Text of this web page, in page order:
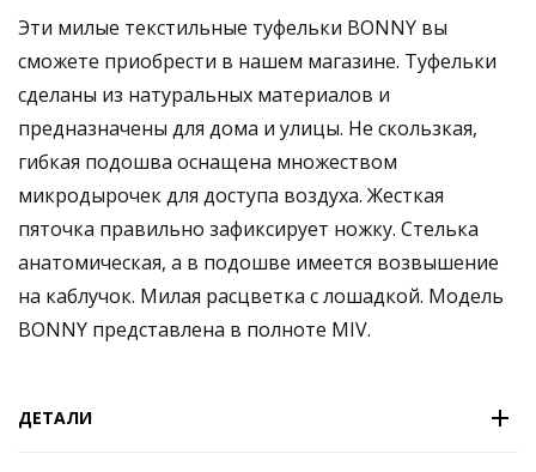
Эти милые текстильные туфельки BONNY вы
сможете приобрести в нашем магазине. Туфельки
сделаны из натуральных материалов и
предназначены для дома и улицы. Не скользкая,
гибкая подошва оснащена множеством
микродырочек для доступа воздуха. Жесткая
пяточка правильно зафиксирует ножку. Стелька
анатомическая, а в подошве имеется возвышение
на каблучок. Милая расцветка с лошадкой. Модель
BONNY представлена в полноте MIV.
ДЕТАЛИ